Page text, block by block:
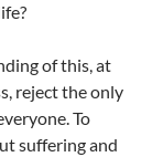
of this, at
reject the only
To
suffering and